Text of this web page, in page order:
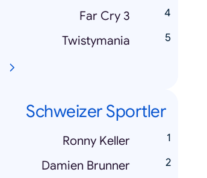
Far Cry 3
Twistymania
Schweizer Sportler
Ronny Keller
Damien Brunner